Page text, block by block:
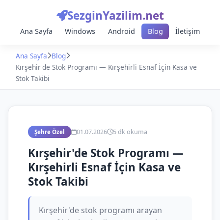
SezginYazilim.net
Ana Sayfa Windows Android Blog İletişim
Ana Sayfa Blog
Kırşehir'de Stok Programı — Kırşehirli Esnaf İçin Kasa ve
Stok Takibi
Şehre Özel 01.07.2026 5 dk okuma
Kırşehir'de Stok Programı —
Kırşehirli Esnaf İçin Kasa ve
Stok Takibi
Kırşehir'de stok programı arayan